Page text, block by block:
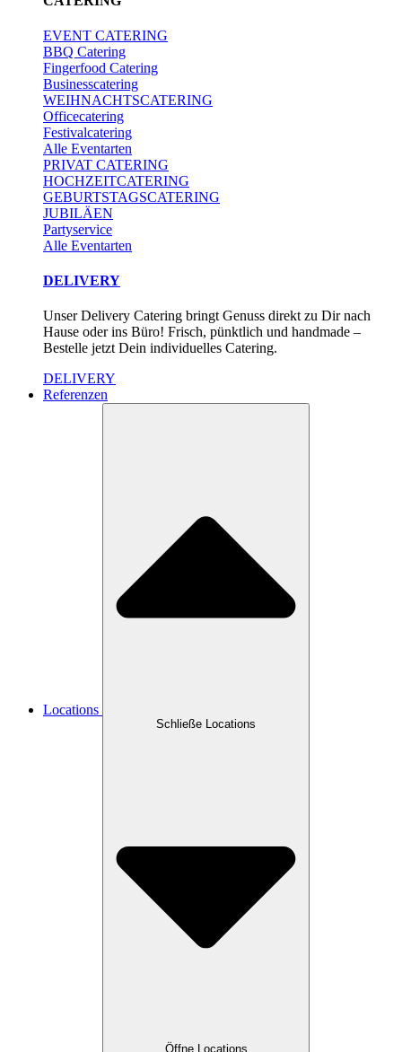
EVENT CATERING
BBQ Catering
Fingerfood Catering
Businesscatering
WEIHNACHTSCATERING
Officecatering
Festivalcatering
Alle Eventarten
PRIVAT CATERING
HOCHZEITCATERING
GEBURTSTAGSCATERING
JUBILÄEN
Partyservice
Alle Eventarten
DELIVERY
Unser Delivery Catering bringt Genuss direkt zu Dir nach
Hause oder ins Büro! Frisch, pünktlich und handmade –
Bestelle jetzt Dein individuelles Catering.
DELIVERY
Referenzen
Locations
Schließe Locations
Öffne Locations